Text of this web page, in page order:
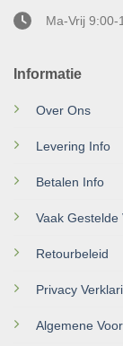
Informatie
Over Ons
Levering Info
Betalen Info
Vaak Gestelde
Retourbeleid
Privacy
Algemene
Ma-Vrij